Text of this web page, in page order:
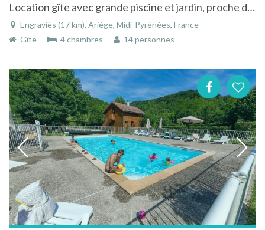
Location gîte avec grande piscine et jardin, proche de Mirepoix, en pays Cathare
Engraviès (17 km), Ariège, Midi-Pyrénées, France
Gîte
4 chambres 14 personnes